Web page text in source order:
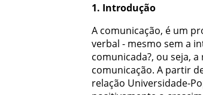
1. Introdução
A comunicação, é um
verbal - mesmo sem a
comunicada?, ou seja, a
comunicação. A partir
relação Universidade-